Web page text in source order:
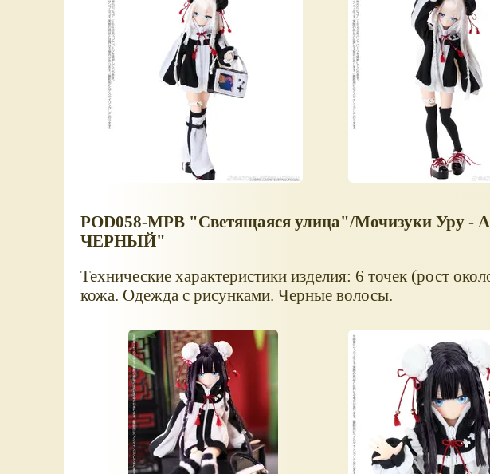
POD058-MPB "Светящаяся улица"/Мочизуки Уру -
ЧЕРНЫЙ"
Технические характеристики изделия: 6 точек (рост
кожа. Одежда с рисунками. Черные волосы.